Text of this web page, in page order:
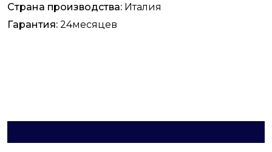
Страна производства: Италия
Гарантия: 24месяцев